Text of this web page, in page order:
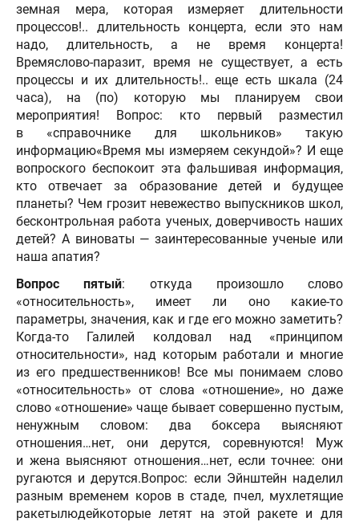
земная мера, которая измеряет длительности
процессов!.. длительность концерта, если это нам
надо, длительность, а не время концерта!
Времяслово-паразит, время не существует, а есть
процессы и их длительность!.. еще есть шкала (24
часа), на (по) которую мы планируем свои
мероприятия! Вопрос: кто первый разместил
в «справочнике для школьников» такую
информацию«Время мы измеряем секундой»? И еще
вопроского беспокоит эта фальшивая информация,
кто отвечает за образование детей и будущее
планеты? Чем грозит невежество выпускников школ,
бесконтрольная работа ученых, доверчивость наших
детей? А виноваты — заинтересованные ученые или
наша апатия?
Вопрос пятый: откуда произошло слово
«относительность», имеет ли оно какие-то
параметры, значения, как и где его можно заметить?
Когда-то Галилей колдовал над «принципом
относительности», над которым работали и многие
из его предшественников! Все мы понимаем слово
«относительность» от слова «отношение», но даже
слово «отношение» чаще бывает совершенно пустым,
ненужным словом: два боксера выясняют
отношения…нет, они дерутся, соревнуются! Муж
и жена выясняют отношения…нет, если точнее: они
ругаются и дерутся.Вопрос: если Эйнштейн наделил
разным временем коров в стаде, пчел, мухлетящие
ракетылюдейкоторые летят на этой ракете и для